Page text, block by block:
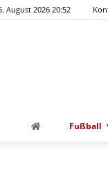
August 2026 20:52
Fußball